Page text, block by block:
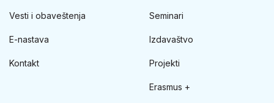
Vesti i obaveštenja
E-nastava
Kontakt
Seminari
Izdavaštvo
Projekti
Erasmus +